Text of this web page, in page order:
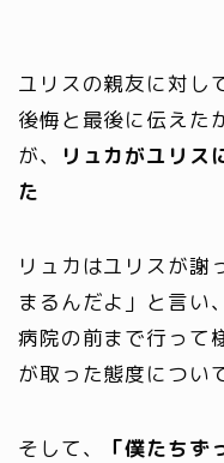
ユリスの親友に対し
後悔と最後に伝えた
が、
リュカがユリス
た
リュカはユリスが謝
まるんだよ」と言い
病院の前まで行って
が取った態度につい
そして、
「僕たちず